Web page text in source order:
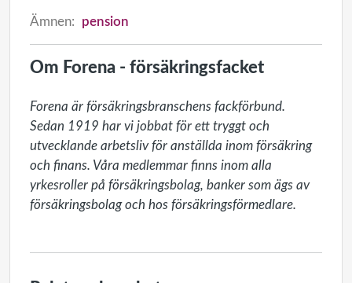
Ämnen: pension
Om Forena - försäkringsfacket
Forena är försäkringsbranschens fackförbund.
Sedan 1919 har vi jobbat för ett tryggt och
utvecklande arbetsliv för anställda inom försäkring
och finans. Våra medlemmar finns inom alla
yrkesroller på försäkringsbolag, banker som ägs av
försäkringsbolag och hos försäkringsförmedlare.